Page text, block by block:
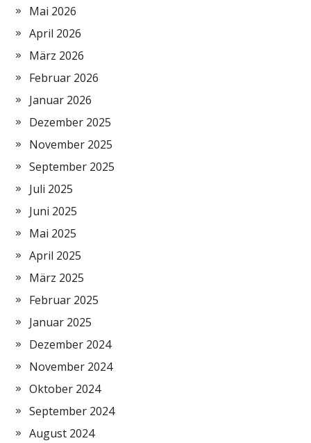
Mai 2026
April 2026
März 2026
Februar 2026
Januar 2026
Dezember 2025
November 2025
September 2025
Juli 2025
Juni 2025
Mai 2025
April 2025
März 2025
Februar 2025
Januar 2025
Dezember 2024
November 2024
Oktober 2024
September 2024
August 2024